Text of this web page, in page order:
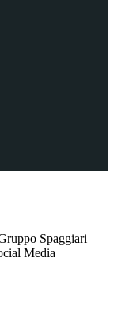
Spaggiari
Media